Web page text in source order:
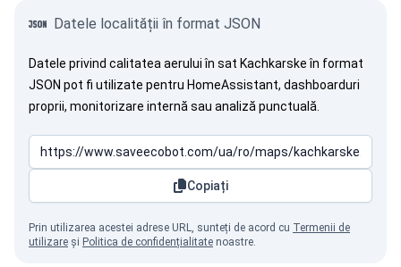
Datele localității în format JSON
Datele privind calitatea aerului în sat Kachkarske în format
JSON pot fi utilizate pentru HomeAssistant, dashboarduri
proprii, monitorizare internă sau analiză punctuală.
Copiați
Prin utilizarea acestei adrese URL, sunteți de acord cu Termenii de
utilizare și Politica de confidențialitate noastre.